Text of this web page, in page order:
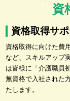
資
資格取得サ
資格取得に向けた費
など、スキルアップ
は皆様に「介護職員
無資格で入社された
たします。